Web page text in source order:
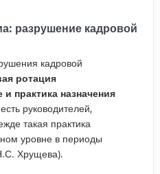
разрушение кадровой
кадровой
ротация
практика назначения
руководителей,
такая практика
уровне в периоды
Хрущева).